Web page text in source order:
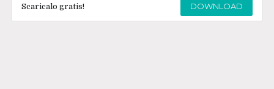
Scaricalo gratis! DOWNLOAD